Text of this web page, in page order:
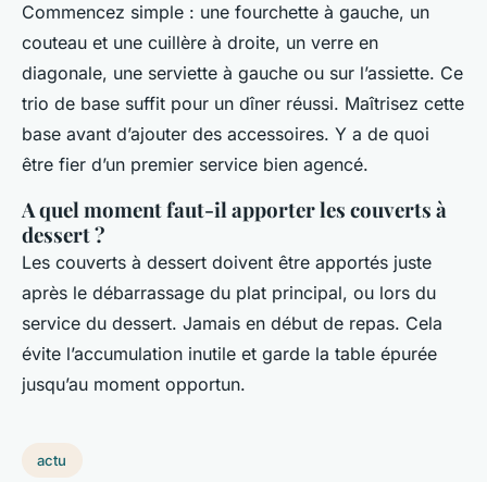
Commencez simple : une fourchette à gauche, un
couteau et une cuillère à droite, un verre en
diagonale, une serviette à gauche ou sur l’assiette. Ce
trio de base suffit pour un dîner réussi. Maîtrisez cette
base avant d’ajouter des accessoires. Y a de quoi
être fier d’un premier service bien agencé.
A quel moment faut-il apporter les couverts à
dessert ?
Les couverts à dessert doivent être apportés juste
après le débarrassage du plat principal, ou lors du
service du dessert. Jamais en début de repas. Cela
évite l’accumulation inutile et garde la table épurée
jusqu’au moment opportun.
actu